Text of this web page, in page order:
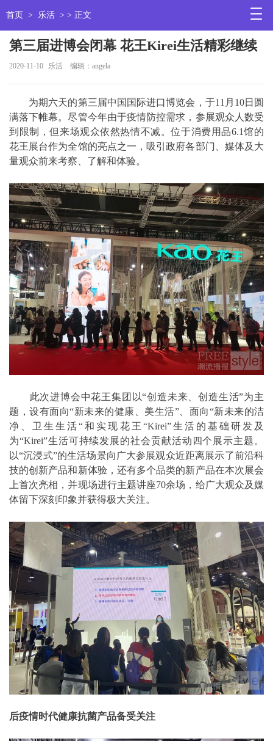
首页 > 乐活 > > 正文
第三届进博会闭幕 花王Kirei生活精彩继续
2020-11-10 乐活 编辑：angela
为期六天的第三届中国国际进口博览会，于11月10日圆
满落下帷幕。尽管今年由于疫情防控需求，参展观众人数受
到限制，但来场观众依然热情不减。位于消费用品6.1馆的
花王展台作为全馆的亮点之一，吸引政府各部门、媒体及大
量观众前来考察、了解和体验。
此次进博会中花王集团以“创造未来、创造生活”为主
题，设有面向“新未来的健康、美生活”、面向“新未来的洁
净、卫生生活“和实现花王“Kirei”生活的基础研发及
为“Kirei”生活可持续发展的社会贡献活动四个展示主题。
以“沉浸式”的生活场景向广大参展观众近距离展示了前沿科
技的创新产品和新体验，还有多个品类的新产品在本次展会
上首次亮相，并现场进行主题讲座70余场，给广大观众及媒
体留下深刻印象并获得极大关注。
后疫情时代健康抗菌产品备受关注